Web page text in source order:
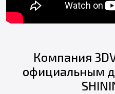
Компания
официальным